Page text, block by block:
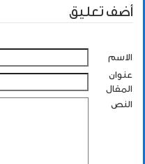
أضف تعليق
الاسم
عنوان
المقال
النص